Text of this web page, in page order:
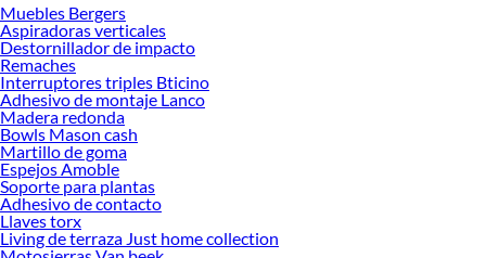
Muebles Bergers
Aspiradoras verticales
Destornillador de impacto
Remaches
Interruptores triples Bticino
Adhesivo de montaje Lanco
Madera redonda
Bowls Mason cash
Martillo de goma
Espejos Amoble
Soporte para plantas
Adhesivo de contacto
Llaves torx
Living de terraza Just home collection